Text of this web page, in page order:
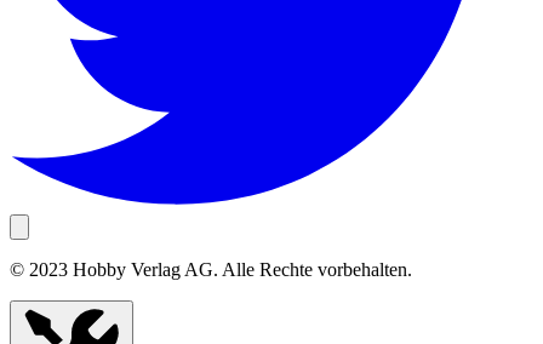
© 2023 Hobby Verlag AG. Alle Rechte vorbehalten.